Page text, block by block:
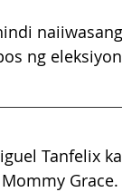
ng
Tanfelix